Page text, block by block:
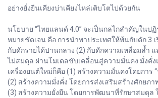
อย่างยั่งยืนเคียงบ่าเคียงไหล่เติบโตไปด้วยกัน
นโยบาย “ไทยแลนด์ 4.0” จะเป็นกลไกสำคัญในปฏิ
หมายชัดเจน คือ การนำพาประเทศให้พ้นกับดัก 3
กับดักรายได้ปานกลาง (2) กับดักความเหลื่อมล้ำ
ไม่สมดุล ผ่านโมเดลขับเคลื่อนสู่ความมั่นคง มั่งคั่ง
เครื่องยนต์ใหม่ก็คือ (1) สร้างความมั่นคงโดยการ
(2) สร้างความมั่งคั่ง โดยการส่งเสริมสร้างศักยภ
(3) สร้างความยั่งยืน โดยการพัฒนาที่รักษาสมดุล